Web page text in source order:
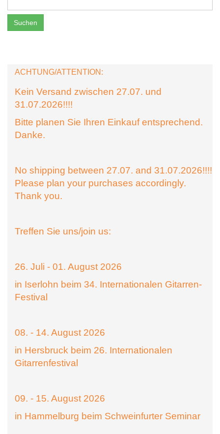
Suchen
ACHTUNG/ATTENTION:
Kein Versand zwischen 27.07. und
31.07.2026!!!!
Bitte planen Sie Ihren Einkauf entsprechend.
Danke.
No shipping between 27.07. and 31.07.2026!!!!
Please plan your purchases accordingly.
Thank you.
Treffen Sie uns/join us:
26. Juli - 01. August 2026
in Iserlohn beim 34. Internationalen Gitarren-
Festival
08. - 14. August 2026
in Hersbruck beim 26. Internationalen
Gitarrenfestival
09. - 15. August 2026
in Hammelburg beim Schweinfurter Seminar